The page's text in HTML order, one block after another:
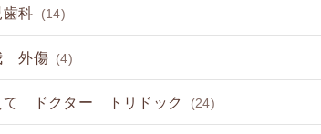
科 (14)
外傷 (4)
て ドクター トリドック (24)